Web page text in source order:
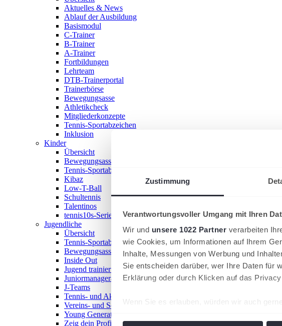
Zustimmung
Verantwortungsvoller Umgang mit Ihren
Wir und unsere 1022 Partner verarbeiten
wie Cookies, um Informationen auf Ihrem
Inhalte, Messungen von Werbung und
Sie entscheiden darüber, wer Ihre Daten für
Erklärung oder durch Klicken auf das
Wenn Sie es erlauben, würden wir auch gerne:
Aktuelles & News
Ablauf der Ausbildung
Basismodul
C-Trainer
B-Trainer
A-Trainer
Fortbildungen
Lehrteam
DTB-Trainerportal
Trainerbörse
Bewegungsasse
Athletikcheck
Mitgliederkonzepte
Tennis-Sportabzeichen
Inklusion
Kinder
Übersicht
Bewegungsasse
Tennis-Sportabzeichen
Kibaz
Low-T-Ball
Schultennis
Talentinos
tennis10s-Serie
Jugendliche
Übersicht
Tennis-Sportabzeichen
Bewegungsasse
Inside Out
Jugend trainiert für Olympia
Juniormanagerausbildung
J-Teams
Tennis- und Aktivwoche
Vereins- und Schulsportassistent Tennis
Young Generation Award
Zeig dein Profil